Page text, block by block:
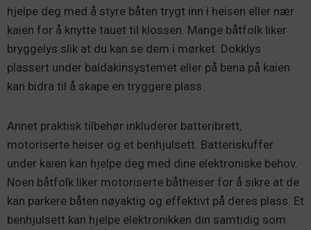
hjelpe deg med å styre båten trygt inn i heisen eller nær
kaien for å knytte tauet til klossen. Mange båtfolk liker
bryggelys slik at du kan se dem i mørket. Dokklys
plassert under baldakinsystemet eller på bena på kaien
kan bidra til å skape en tryggere plass.
Annet praktisk tilbehør inkluderer batteribrett,
motoriserte heiser og et benhjulsett. Batteriskuffer
under kaien kan hjelpe deg med dine elektroniske behov.
Noen båtfolk liker motoriserte båtheiser for å sikre at de
kan parkere båten nøyaktig og effektivt på deres plass. Et
benhjulsett kan hjelpe elektronikken din samtidig som